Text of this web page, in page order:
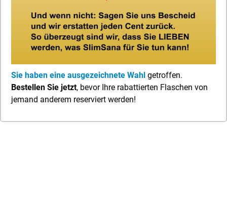
Sie haben eine ausgezeichnete Wahl getroffen.
Bestellen Sie jetzt, bevor Ihre rabattierten Flaschen von
jemand anderem reserviert werden!